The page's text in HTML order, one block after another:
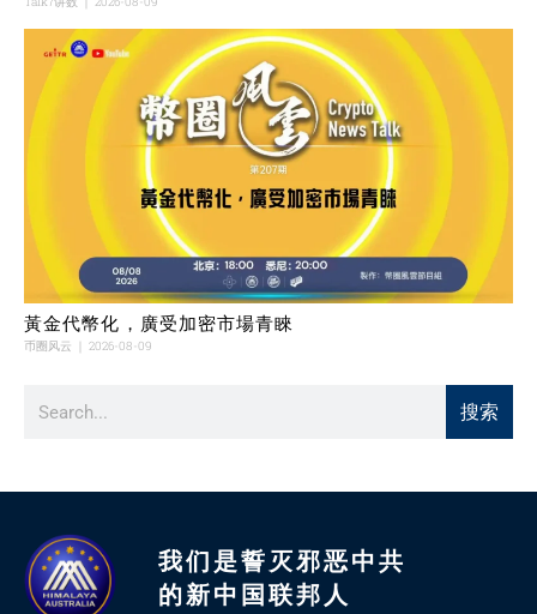
黃金代幣化，廣受加密市場青睞
币圈风云 2026-08-09
搜索
我们是誓灭邪恶中共
的新中国联邦人​